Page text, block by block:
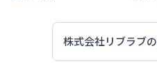
株式会社リブラブ